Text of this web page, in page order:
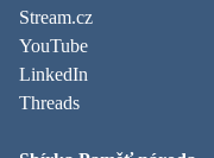
Stream.cz
YouTube
LinkedIn
Threads